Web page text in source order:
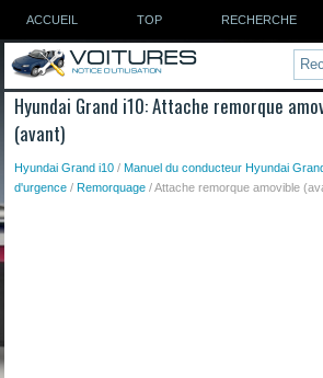
ACCUEIL TOP RECHERCHE
Hyundai Grand i10: Attache remorque
(avant)
Hyundai Grand i10 /Manuel du conducteur Hyundai
d'urgence /Remorquage / Attache remorque amovible